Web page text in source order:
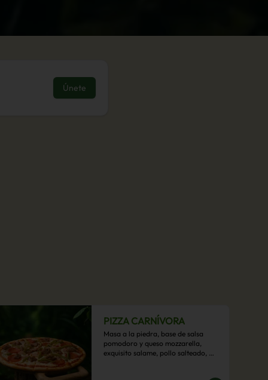
Únete
PIZZA CARNÍVORA
Masa a la piedra, base de salsa
pomodoro y queso mozzarella,
exquisito salame, pollo salteado,